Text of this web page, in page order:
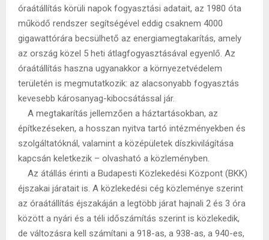
óraátállítás körüli napok fogyasztási adatait, az 1980 óta
működő rendszer segítségével eddig csaknem 4000
gigawattórára becsülhető az energiamegtakarítás, amely
az ország közel 5 heti átlagfogyasztásával egyenlő. Az
óraátállítás haszna ugyanakkor a környezetvédelem
területén is megmutatkozik: az alacsonyabb fogyasztás
kevesebb károsanyag-kibocsátással jár.
A megtakarítás jellemzően a háztartásokban, az
építkezéseken, a hosszan nyitva tartó intézményekben és
szolgáltatóknál, valamint a középületek díszkivilágítása
kapcsán keletkezik – olvasható a közleményben.
Az átállás érinti a Budapesti Közlekedési Központ (BKK)
éjszakai járatait is. A közlekedési cég közleménye szerint
az óraátállítás éjszakáján a legtöbb járat hajnali 2 és 3 óra
között a nyári és a téli időszámítás szerint is közlekedik,
de változásra kell számítani a 918-as, a 938-as, a 940-es,